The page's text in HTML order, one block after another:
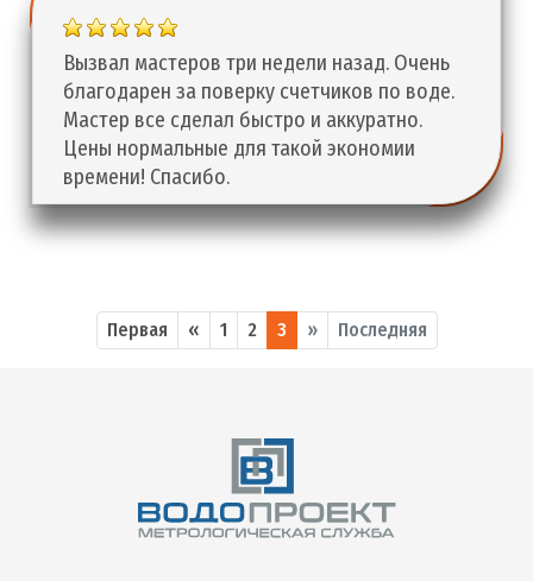
Вызвал мастеров три недели назад. Очень
благодарен за поверку счетчиков по воде.
Мастер все сделал быстро и аккуратно.
Цены нормальные для такой экономии
времени! Спасибо.
Первая « 1 2 3 » Последняя